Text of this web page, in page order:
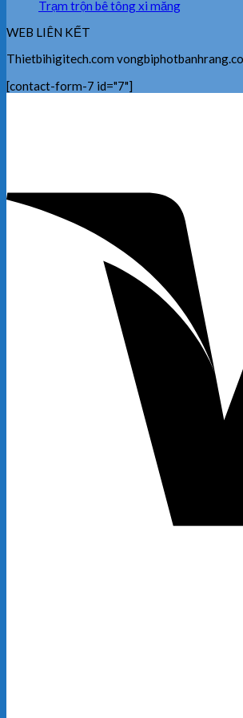
Trạm trộn bê tông xi măng
WEB LIÊN KẾT
Thietbihigitech.com
[contact-form-7 id="7"]